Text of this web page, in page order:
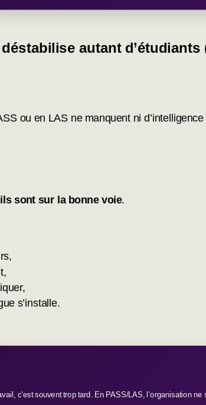
autant d’étudiants
ou en LAS ne manquent ni
sont sur la bonne voie.
s’installe.
c’est souvent trop tard. En PASS/LAS, l’organisation ne